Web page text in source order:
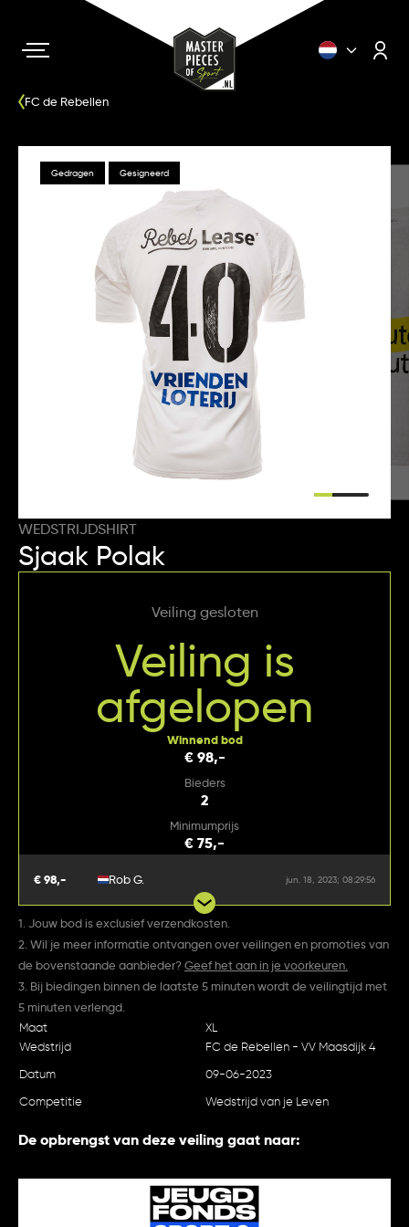
FC de Rebellen
Gedragen Gesigneerd
WEDSTRIJDSHIRT
Sjaak Polak
Veiling gesloten
Veiling is
afgelopen
Winnend bod
€ 98,-
Bieders
2
Minimumprijs
€ 75,-
€ 98,- Rob G. jun. 18, 2023; 08:29:56
1. Jouw bod is exclusief verzendkosten.
2. Wil je meer informatie ontvangen over veilingen en promoties van
de bovenstaande aanbieder?Geef het aan in je voorkeuren.
3. Bij biedingen binnen de laatste 5 minuten wordt de veilingtijd met
5 minuten verlengd.
Maat
XL
Wedstrijd
FC de Rebellen - VV Maasdijk 4
Datum
09-06-2023
Competitie
Wedstrijd van je Leven
De opbrengst van deze veiling gaat naar: